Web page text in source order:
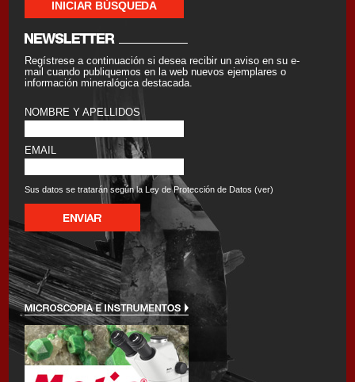
Regístrese a continuación si desea recibir un aviso en su e-
mail cuando publiquemos en la web nuevos ejemplares o
información mineralógica destacada.
NOMBRE Y APELLIDOS
EMAIL
Sus datos se tratarán según la Ley de Protección de Datos (ver)